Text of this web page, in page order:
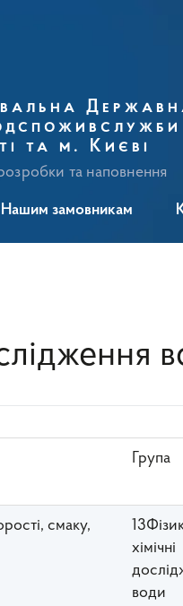
та м. Києві
та наповнення
Нашим замовникам
Група
смаку,
хімічні
води